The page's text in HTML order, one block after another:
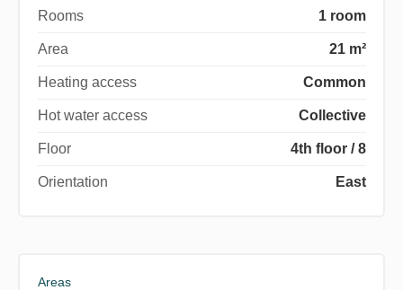
Rooms 1 room
Area 21 m²
Heating access Common
Hot water access Collective
Floor 4th floor / 8
Orientation East
Areas